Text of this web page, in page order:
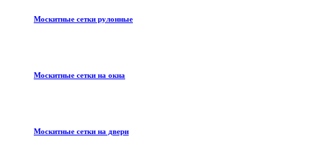
Москитные сетки рулонные
Москитные сетки на окна
Москитные сетки на двери